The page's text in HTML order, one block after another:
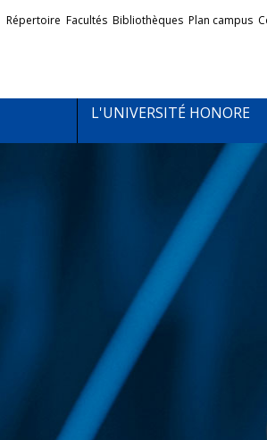
Liens
externes
Répertoire Facultés Bibliothèques Plan campus
L'UNIVERSITÉ HONORE